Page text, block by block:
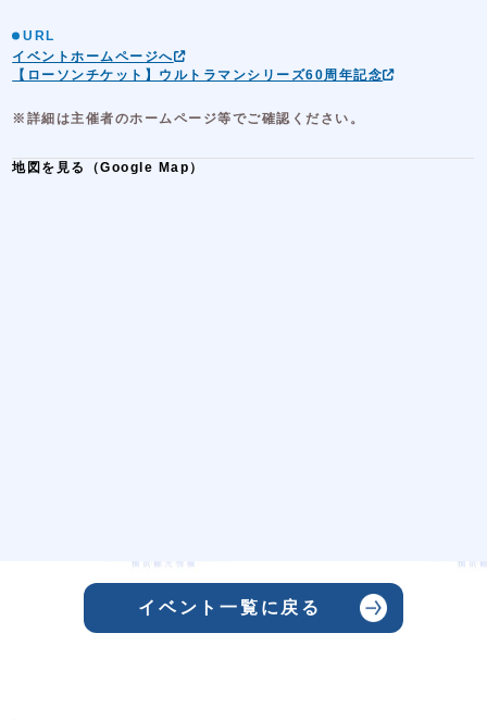
URL
イベントホームページへ
【ローソンチケット】ウルトラマンシリーズ60周年記念
※詳細は主催者のホームページ等でご確認ください。
地図を見る（Google Map）
イベント一覧に戻る